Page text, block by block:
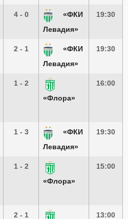
4 - 0
«ФКИ
Левадия»
19:30
2 - 1
«ФКИ
Левадия»
19:30
1 - 2
«Флора»
16:00
1 - 3
«ФКИ
Левадия»
19:30
1 - 2
«Флора»
15:00
2 - 1 13:00